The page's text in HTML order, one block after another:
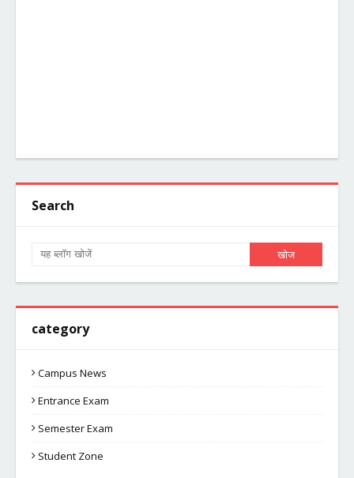
Search
category
Campus News
Entrance Exam
Semester Exam
Student Zone